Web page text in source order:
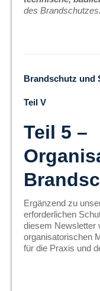
des Brandschutzes.
Brandschutz und
Teil V
Teil 5 –
Ergänzend zu
erforderlichen
diesem Newsletter
organisatorischen
für die Praxis und